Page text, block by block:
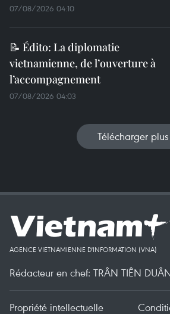
07/08/2026 04:10
📝 Édito: La diplomatie
vietnamienne, de l’ouverture à
l’accompagnement
07/08/2026 04:03
Télécharger plus
AGENCE VIETNAMIENNE D'INFORMATION (VNA)
Rédacteur en chef: TRÂN TIÊN
Propriété intellectuelle